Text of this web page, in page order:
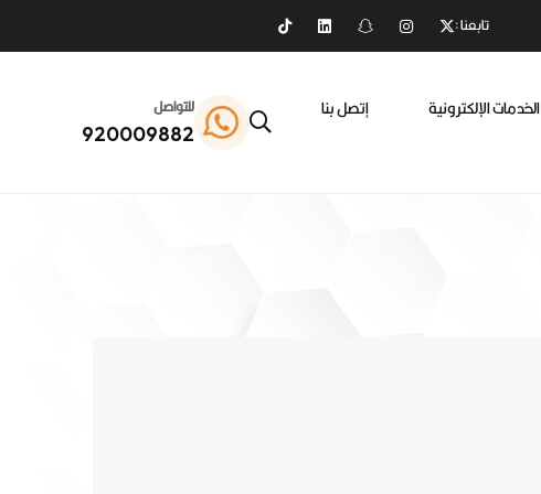
تابعنا :
الخدمات الإلكترونية
إتصل بنا
للتواصل
920009882